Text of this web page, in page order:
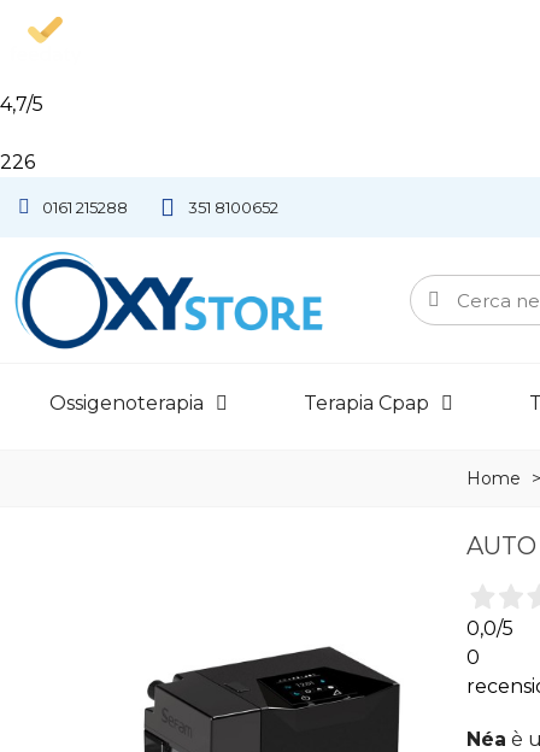
4,7/5
226
0161 215288 351 8100652
Ossigenoterapia Terapia Cpap
Home >
0,0/5
0
Néa è